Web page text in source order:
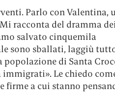
Parlo con Valentina,
racconta del dramma
salvato cinquemila
sono sballati, laggiù
di Santa
immigrati». Le chiedo
a cui stanno